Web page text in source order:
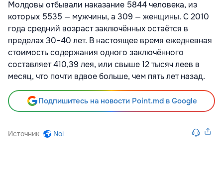
Молдовы отбывали наказание 5844 человека, из
которых 5535 — мужчины, а 309 — женщины. С 2010
года средний возраст заключённых остаётся в
пределах 30–40 лет. В настоящее время ежедневная
стоимость содержания одного заключённого
составляет 410,39 лея, или свыше 12 тысяч леев в
месяц, что почти вдвое больше, чем пять лет назад.
Подпишитесь на новости Point.md в Google
Источник Noi